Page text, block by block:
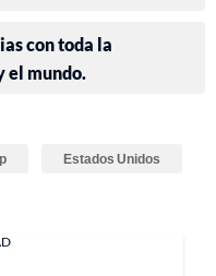
con toda la
el mundo.
Estados Unidos